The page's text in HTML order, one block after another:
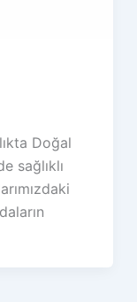
Doğal
sağlıklı